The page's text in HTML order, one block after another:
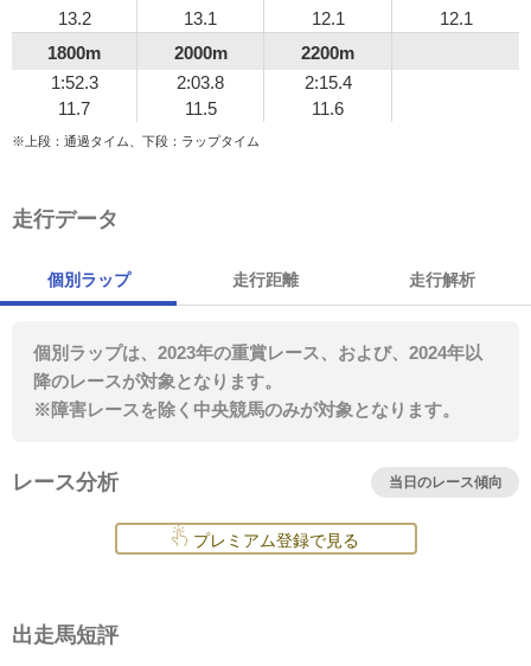
13.2
13.1
12.1
12.1
1800m
2000m
2200m
1:52.3
11.7
2:03.8
11.5
2:15.4
11.6
※上段：通過タイム、下段：ラップタイム
走行データ
個別ラップ 走行距離 走行解析
個別ラップは、2023年の重賞レース、および、2024年以
降のレースが対象となります。
※障害レースを除く中央競馬のみが対象となります。
レース分析 当日のレース傾向
プレミアム登録で見る
出走馬短評